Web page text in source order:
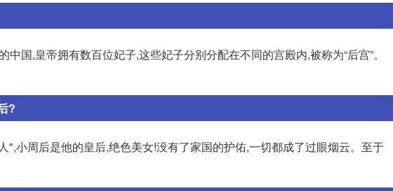
国,皇帝拥有数百位妃子,这些妃子分别分配在不同的宫殿内,被称为“后宫”。
?
",小周后是他的皇后,绝色美女!没有了家国的护佑,一切都成了过眼烟云。至于